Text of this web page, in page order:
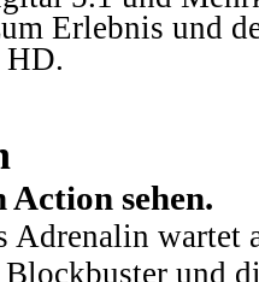
Erlebnis und
HD.
Action sehen.
Adrenalin wartet
und